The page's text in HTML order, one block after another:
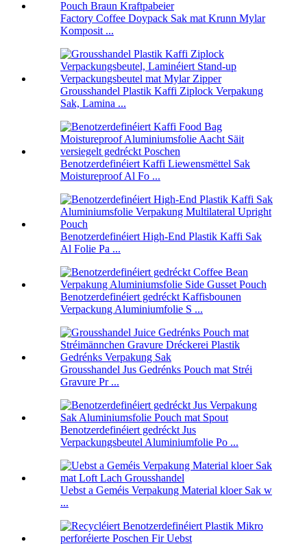
Factory Coffee Doypack Sak mat Krunn Mylar
Komposit ...
Grousshandel Plastik Kaffi Ziplock Verpakung
Sak, Lamina ...
Benotzerdefinéiert Kaffi Liewensmëttel Sak
Moistureproof Al Fo ...
Benotzerdefinéiert High-End Plastik Kaffi Sak
Al Folie Pa ...
Benotzerdefinéiert gedréckt Kaffisbounen
Verpackung Aluminiumfolie S ...
Grousshandel Jus Gedrénks Pouch mat Stréi
Gravure Pr ...
Benotzerdefinéiert gedréckt Jus
Verpackungsbeutel Aluminiumfolie Po ...
Uebst a Geméis Verpakung Material kloer Sak w
...